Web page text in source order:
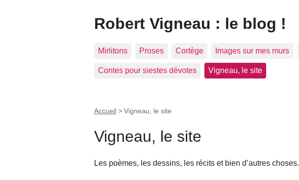
Robert Vigneau : le blog !
Mirlitons Proses Cortège Images sur mes murs
Contes pour siestes dévotes Vigneau, le site
Accueil > Vigneau, le site
Vigneau, le site
Les poèmes, les dessins, les récits et bien d’autres choses.